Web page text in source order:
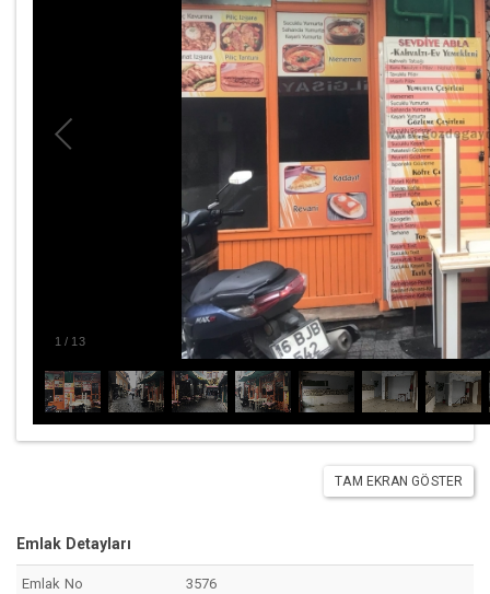
1 / 13
TAM EKRAN GÖSTER
Emlak Detayları
Emlak No 3576